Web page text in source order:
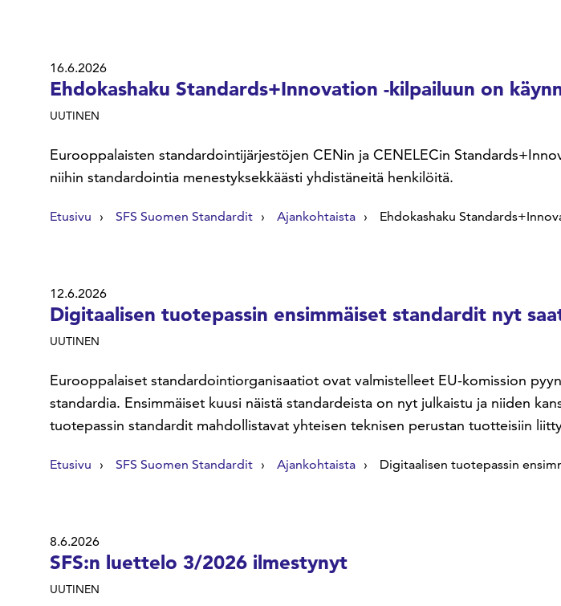
16.6.2026
Ehdokashaku Standards+Innovation -kilpailuun on
UUTINEN
Eurooppalaisten standardointijärjestöjen CENin ja CENELECin
niihin standardointia menestyksekkäästi yhdistäneitä henkilöitä.
Etusivu SFS Suomen Standardit Ajankohtaista Ehdokashaku
12.6.2026
Digitaalisen tuotepassin ensimmäiset standardit nyt
UUTINEN
Eurooppalaiset standardointiorganisaatiot ovat valmistelleet EU-komission
standardia. Ensimmäiset kuusi näistä standardeista on nyt julkaistu ja niiden
tuotepassin standardit mahdollistavat yhteisen teknisen perustan tuotteisiin
Etusivu SFS Suomen Standardit Ajankohtaista Digitaalisen tuotepassin
8.6.2026
SFS:n luettelo 3/2026 ilmestynyt
UUTINEN